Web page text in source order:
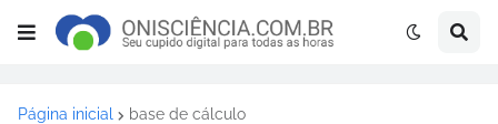
Página inicial base de cálculo